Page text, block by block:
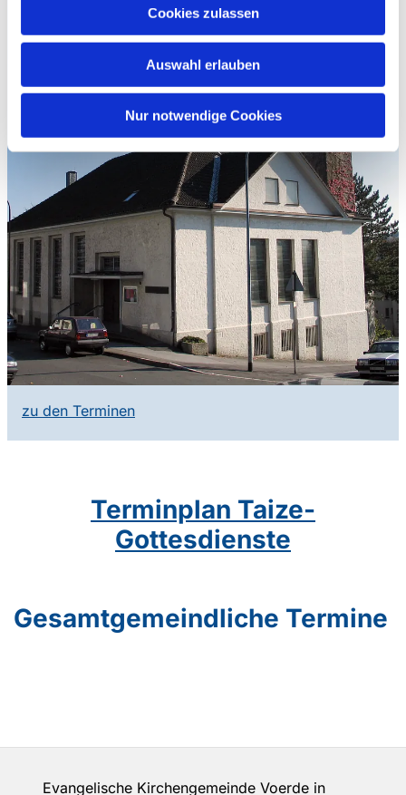
Cookies zulassen
Auswahl erlauben
Nur notwendige Cookies
zu den Terminen
Terminplan Taize-
Gottesdienste
Gesamtgemeindliche Termine
Evangelische Kirchengemeinde Voerde in